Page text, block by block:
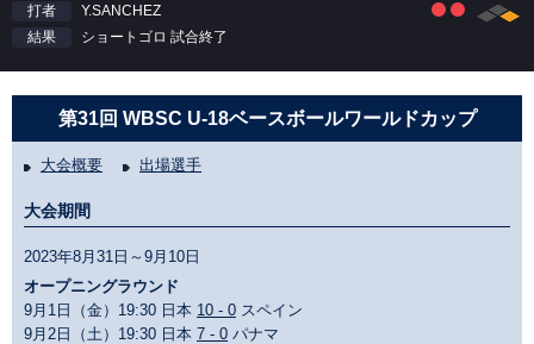
打者
Y.SANCHEZ
結果
ショートゴロ 試合終了
第31回 WBSC U-18ベースボールワールドカップ
大会概要 出場選手
大会期間
2023年8月31日～9月10日
オープニングラウンド
9月1日（金）19:30 日本 10 - 0 スペイン
9月2日（土）19:30 日本 7 - 0 パナマ